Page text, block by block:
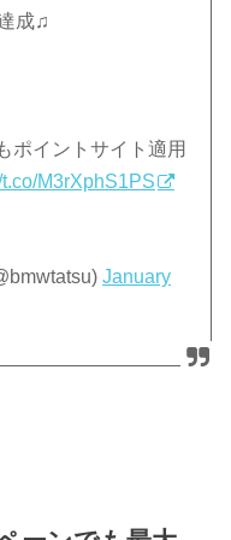
成♫
ポイントサイト適用
t.co/M3rXphS1PS
January